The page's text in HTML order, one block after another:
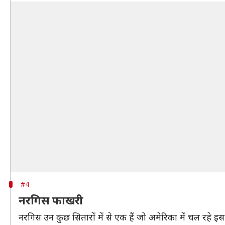
#4
नरगिस फाखरी
नरगिस उन कुछ सितारों में से एक हैं जो अमेरिका में चल रहे इस